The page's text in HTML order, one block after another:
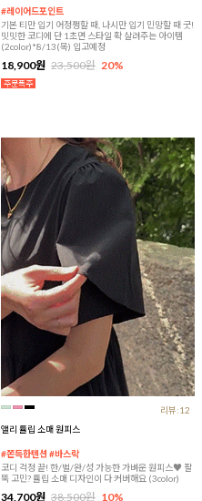
#레이어드포인트
기본 티만 입기 어정쩡할 때, 나시만 입기 민망할 때 굿!
밋밋한 코디에 단 1초면 스타일 확 살려주는 아이템
(2color)*8/13(목) 입고예정
18,900원 23,500원 20%
리뷰:12
앨리 튤립 소매 원피스
#쫀득한텐션 #바스락
코디 걱정 끝! 한/벌/완/성 가능한 가벼운 원피스♥ 팔
뚝 고민? 튤립 소매 디자인이 다 커버해요 (3color)
34,700원 38,500원 10%